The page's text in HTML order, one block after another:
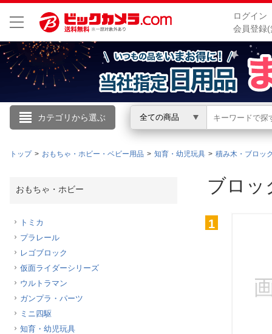
ログイン
会員登録
カテゴリから選ぶ 全ての商品
こんにちは
ログイン
閲覧履歴
トップ おもちゃ・ホビー・ベビー用品 知育・幼児玩具 積み木・ブロッ
おもちゃ・ホビー
トミカ
プラレール
レゴブロック
仮面ライダーシリーズ
ウルトラマン
ガンプラ・パーツ
ミニ四駆
知育・幼児玩具
ブロッ
1